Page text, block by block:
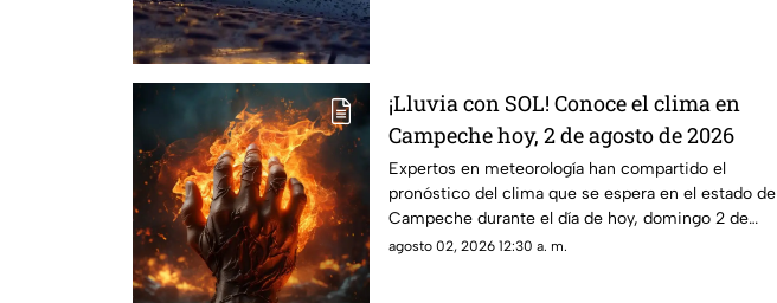
¡Lluvia con SOL! Conoce el clima en
Campeche hoy, 2 de agosto de 2026
Expertos en meteorología han compartido el
pronóstico del clima que se espera en el estado de
Campeche durante el día de hoy, domingo 2 de
agosto de 2026.
agosto 02, 2026 12:30 a. m.